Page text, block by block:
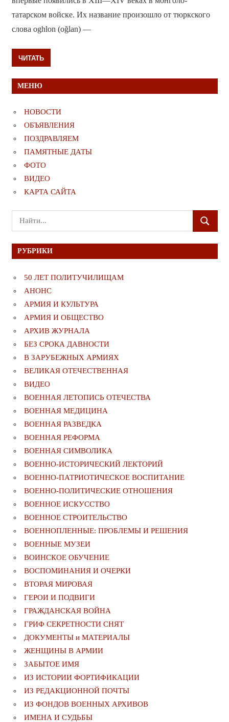
татарском войске. Их название произошло от тюркского
слова oghlon (oğlan) —
ЧИТАТЬ
МЕНЮ
НОВОСТИ
ОБЪЯВЛЕНИЯ
ПОЗДРАВЛЯЕМ
ПАМЯТНЫЕ ДАТЫ
ФОТО
ВИДЕО
КАРТА САЙТА
Поиск
для:
ПОИСК
РУБРИКИ
50 ЛЕТ ПОЛИТУЧИЛИЩАМ
АНОНС
АРМИЯ И КУЛЬТУРА
АРМИЯ И ОБЩЕСТВО
АРХИВ ЖУРНАЛА
БЕЗ СРОКА ДАВНОСТИ
В ЗАРУБЕЖНЫХ АРМИЯХ
ВЕЛИКАЯ ОТЕЧЕСТВЕННАЯ
ВИДЕО
ВОЕННАЯ ЛЕТОПИСЬ ОТЕЧЕСТВА
ВОЕННАЯ МЕДИЦИНА
ВОЕННАЯ РАЗВЕДКА
ВОЕННАЯ РЕФОРМА
ВОЕННАЯ СИМВОЛИКА
ВОЕННО-ИСТОРИЧЕСКИЙ ЛЕКТОРИЙ
ВОЕННО-ПАТРИОТИЧЕСКОЕ ВОСПИТАНИЕ
ВОЕННО-ПОЛИТИЧЕСКИE ОТНОШЕНИЯ
ВОЕННОЕ ИСКУССТВО
ВОЕННОЕ СТРОИТЕЛЬСТВО
ВОЕННОПЛЕННЫЕ: ПРОБЛЕМЫ И РЕШЕНИЯ
ВОЕННЫЕ МУЗЕИ
ВОИНСКОЕ ОБУЧЕНИЕ
ВОСПОМИНАНИЯ И ОЧЕРКИ
ВТОРАЯ МИРОВАЯ
ГЕРОИ И ПОДВИГИ
ГРАЖДАНСКАЯ ВОЙНА
ГРИФ СЕКРЕТНОСТИ СНЯТ
ДОКУМЕНТЫ и МАТЕРИАЛЫ
ЖЕНЩИНЫ В АРМИИ
ЗАБЫТОЕ ИМЯ
ИЗ ИСТОРИИ ФОРТИФИКАЦИИ
ИЗ РЕДАКЦИОННОЙ ПОЧТЫ
ИЗ ФОНДОВ ВОЕННЫХ АРХИВОВ
ИМЕНА И СУДЬБЫ